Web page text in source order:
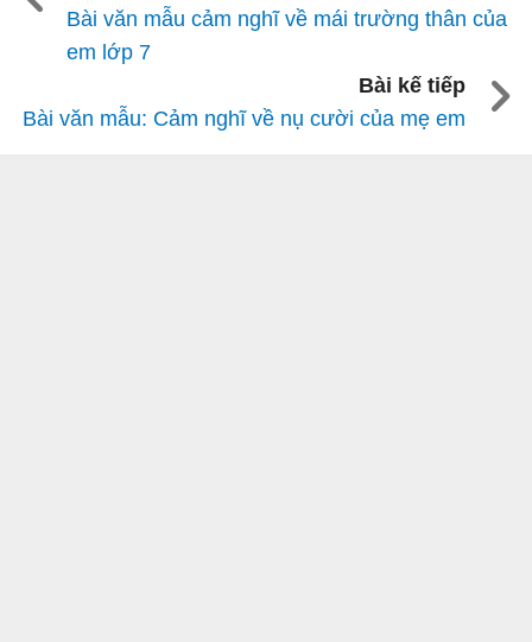
Bài văn mẫu cảm nghĩ về mái trường thân của
em lớp 7
Bài kế tiếp
Bài văn mẫu: Cảm nghĩ về nụ cười của mẹ em